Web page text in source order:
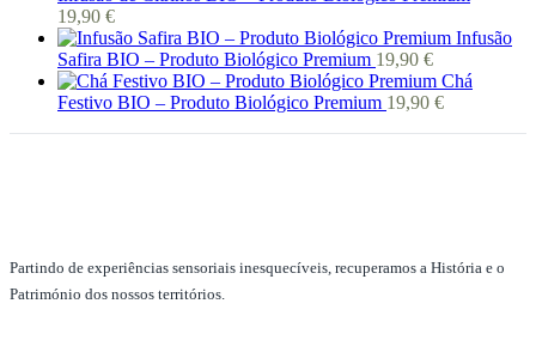
19,90 €
Infusão
Safira BIO – Produto Biológico Premium 19,90 €
Chá
Festivo BIO – Produto Biológico Premium 19,90 €
Partindo de experiências sensoriais inesquecíveis, recuperamos a História e o
Património dos nossos territórios.